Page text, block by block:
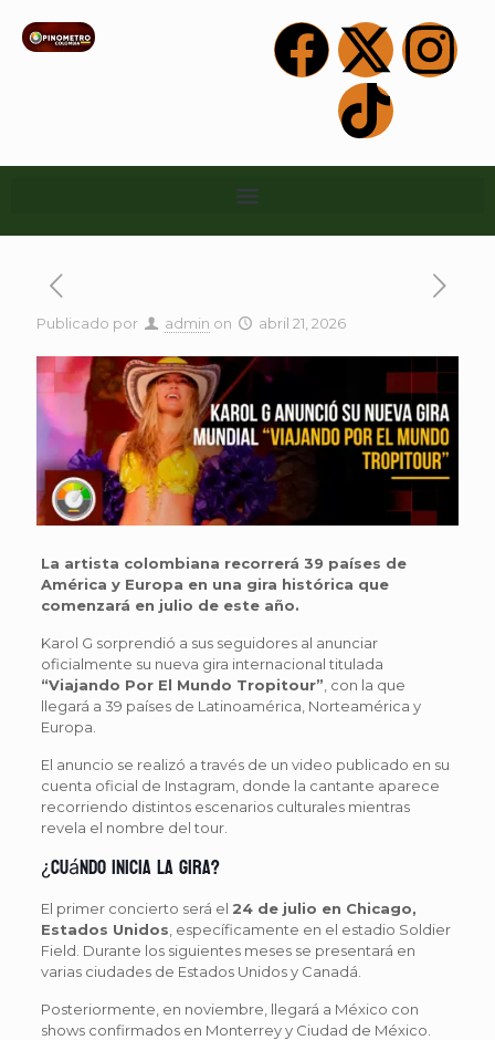
Publicado por admin on abril 21, 2026
La artista colombiana recorrerá 39 países de
América y Europa en una gira histórica que
comenzará en julio de este año.
Karol G sorprendió a sus seguidores al anunciar
oficialmente su nueva gira internacional titulada
“Viajando Por El Mundo Tropitour” , con la que
llegará a 39 países de Latinoamérica, Norteamérica y
Europa.
El anuncio se realizó a través de un video publicado en su
cuenta oficial de Instagram, donde la cantante aparece
recorriendo distintos escenarios culturales mientras
revela el nombre del tour.
¿Cuándo inicia la gira?
El primer concierto será el 24 de julio en Chicago,
Estados Unidos , específicamente en el estadio Soldier
Field. Durante los siguientes meses se presentará en
varias ciudades de Estados Unidos y Canadá.
Posteriormente, en noviembre, llegará a México con
shows confirmados en Monterrey y Ciudad de México.